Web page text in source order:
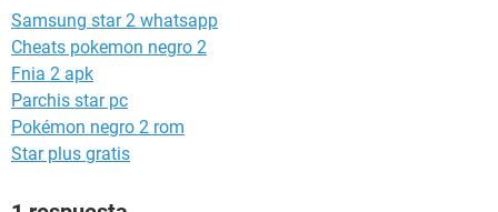
Samsung star 2 whatsapp
Cheats pokemon negro 2
Fnia 2 apk
Parchis star pc
Pokémon negro 2 rom
Star plus gratis